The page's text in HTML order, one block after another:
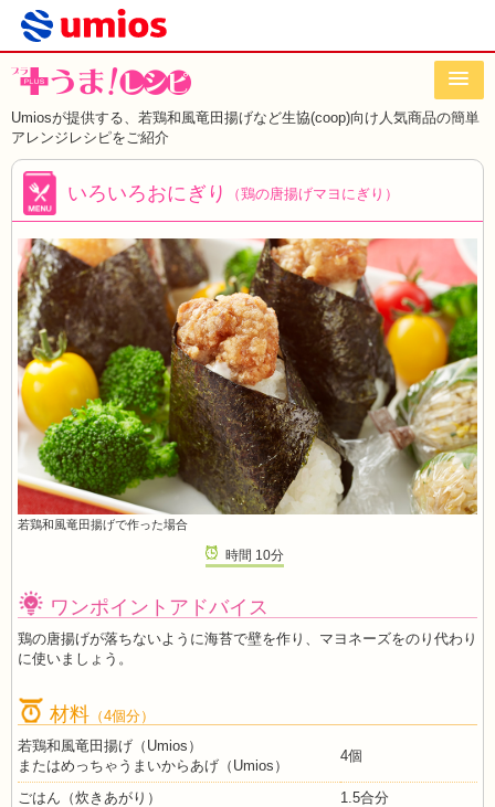
Umiosが提供する、若鶏和風竜田揚げなど生協(coop)向け人気商品の簡単
アレンジレシピをご紹介
いろいろおにぎり （鶏の唐揚げマヨにぎり）
若鶏和風竜田揚げで作った場合
時間 10分
ワンポイントアドバイス
鶏の唐揚げが落ちないように海苔で壁を作り、マヨネーズをのり代わり
に使いましょう。
材料（4個分）
若鶏和風竜田揚げ（Umios）
またはめっちゃうまいからあげ（Umios）
4個
ごはん（炊きあがり）
1.5合分